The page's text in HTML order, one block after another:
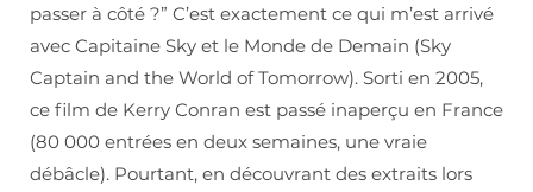
passer à côté ?” C’est exactement ce qui m’est arrivé
avec Capitaine Sky et le Monde de Demain (Sky
Captain and the World of Tomorrow). Sorti en 2005,
ce film de Kerry Conran est passé inaperçu en France
(80 000 entrées en deux semaines, une vraie
débâcle). Pourtant, en découvrant des extraits lors